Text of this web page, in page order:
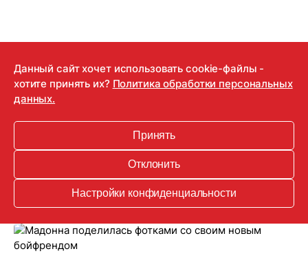
Неудачные селфи знаменитостей
Отмечаем День без селфи!
Данный сайт хочет использовать cookie-файлы -
хотите принять их? Политика обработки персональных
данных.
Принять
Отклонить
Настройки конфиденциальности